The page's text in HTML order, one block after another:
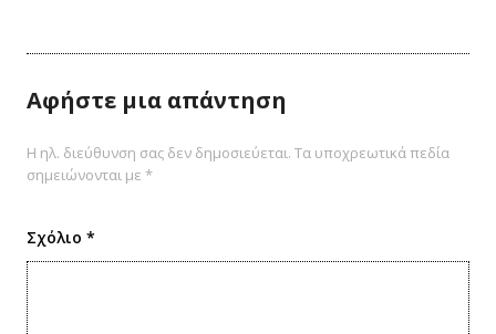
Αφήστε μια απάντηση
Η ηλ. διεύθυνση σας δεν δημοσιεύεται. Τα υποχρεωτικά πεδία
σημειώνονται με *
Σχόλιο *